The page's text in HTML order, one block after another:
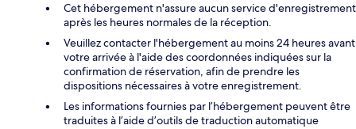
Cet hébergement n'assure aucun service d'enregistrement
après les heures normales de la réception.
Veuillez contacter l'hébergement au moins 24 heures avant
votre arrivée à l'aide des coordonnées indiquées sur la
confirmation de réservation, afin de prendre les
dispositions nécessaires à votre enregistrement.
Les informations fournies par l’hébergement peuvent être
traduites à l’aide d’outils de traduction automatique